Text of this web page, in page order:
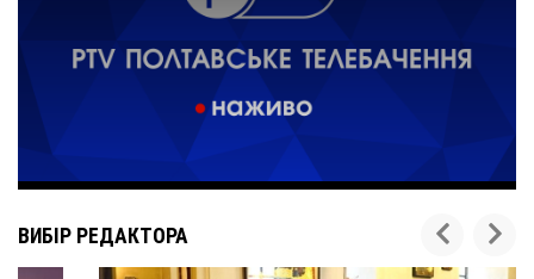
ВИБІР РЕДАКТОРА